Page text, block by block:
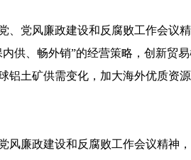
党风廉政建设和反腐败工作会议
供、畅外销”的经营策略，创新贸
铝土矿供需变化，加大海外优质资
廉政建设和反腐败工作会议精神